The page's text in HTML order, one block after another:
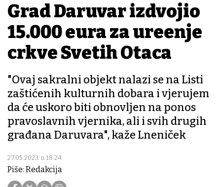
Grad Daruvar izdvojio
15.000 eura za uređenje
crkve Svetih Otaca
"Ovaj sakralni objekt nalazi se na Listi
zaštićenih kulturnih dobara i vjerujem
da će uskoro biti obnovljen na ponos
pravoslavnih vjernika, ali i svih drugih
građana Daruvara", kaže Lneniček
27.05.2023. u 18:24
Piše: Redakcija